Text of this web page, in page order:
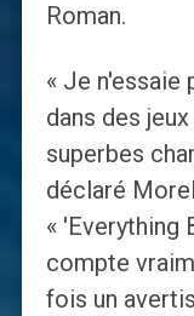
Roman.
« Je n'essaie
dans des
superbes
déclaré
« 'Everything
compte
fois un